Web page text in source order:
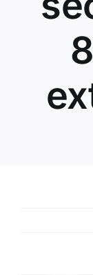
Transparencia